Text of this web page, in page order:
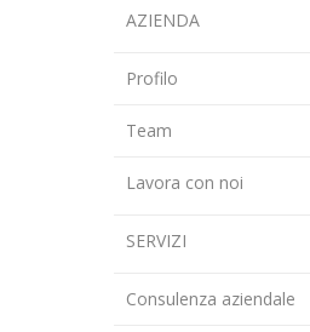
AZIENDA
Profilo
Team
Lavora con noi
SERVIZI
Consulenza aziendale